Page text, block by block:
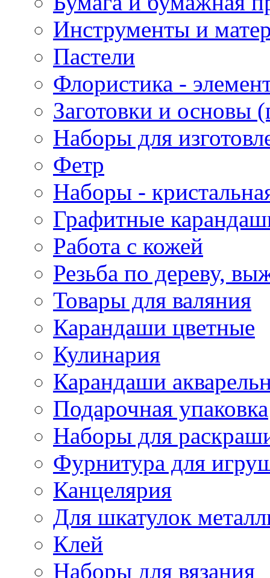
Инструменты и
Пастели
Флористика -
Заготовки и основы
Наборы для
Фетр
Наборы -
Графитные
Работа с кожей
Резьба по дереву,
Товары для валяния
Карандаши цветные
Кулинария
Карандаши
Подарочная упаковка
Наборы для
Фурнитура для
Канцелярия
Для шкатулок
Клей
Наборы для вязания